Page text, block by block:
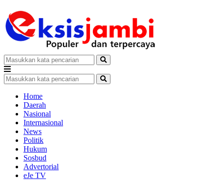
Home
Daerah
Nasional
Internasional
News
Politik
Hukum
Sosbud
Advertorial
eJe TV